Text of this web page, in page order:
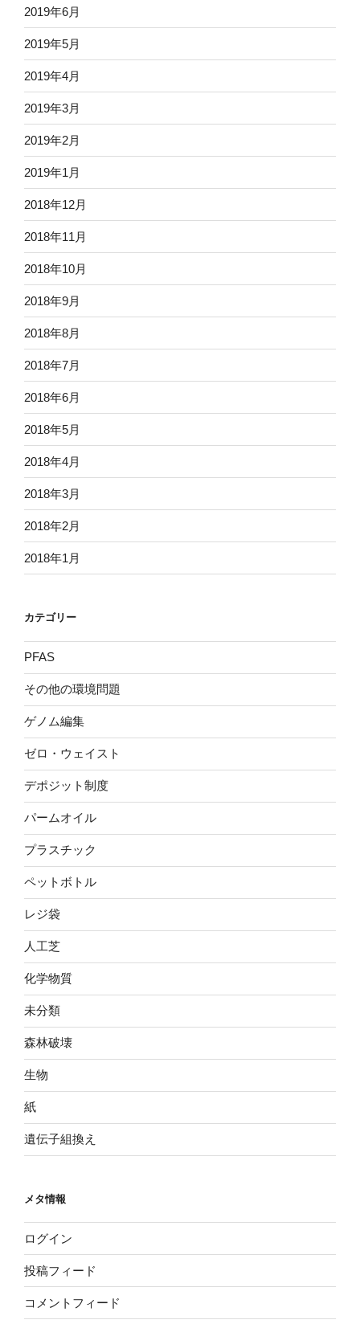
2019年6月
2019年5月
2019年4月
2019年3月
2019年2月
2019年1月
2018年12月
2018年11月
2018年10月
2018年9月
2018年8月
2018年7月
2018年6月
2018年5月
2018年4月
2018年3月
2018年2月
2018年1月
カテゴリー
PFAS
その他の環境問題
ゲノム編集
ゼロ・ウェイスト
デポジット制度
パームオイル
プラスチック
ペットボトル
レジ袋
人工芝
化学物質
未分類
森林破壊
生物
紙
遺伝子組換え
メタ情報
ログイン
投稿フィード
コメントフィード